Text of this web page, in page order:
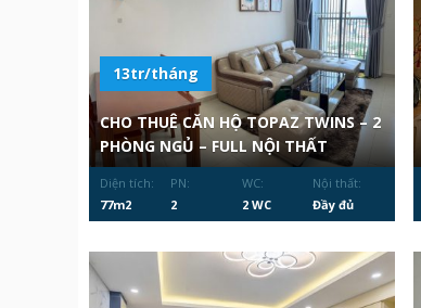
13tr/tháng
CHO THUÊ CĂN HỘ TOPAZ TWINS – 2
PHÒNG NGỦ – FULL NỘI THẤT
Diện tích:
77m2
PN:
2
WC:
2 WC
Nội thất:
Đầy đủ